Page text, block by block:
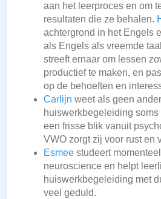
aan het leerproces en om
resultaten die ze behalen.
achtergrond in het Engels
als Engels als vreemde
streeft ernaar om lessen
productief te maken, en
op de behoeften en
Carlijn weet als geen
huiswerkbegeleiding
een frisse blik vanuit
VWO zorgt zij voor rust en
Esmee studeert
neuroscience en helpt
huiswerkbegeleiding met
veel geduld.